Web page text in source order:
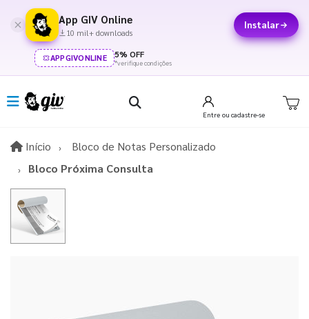
App GIV Online
10 mil+ downloads
Instalar
APPGIVONLINE 5% OFF
*verifique condições
Entre ou cadastre-se
Início InícioBloco de Notas Personalizado
Bloco Próxima Consulta